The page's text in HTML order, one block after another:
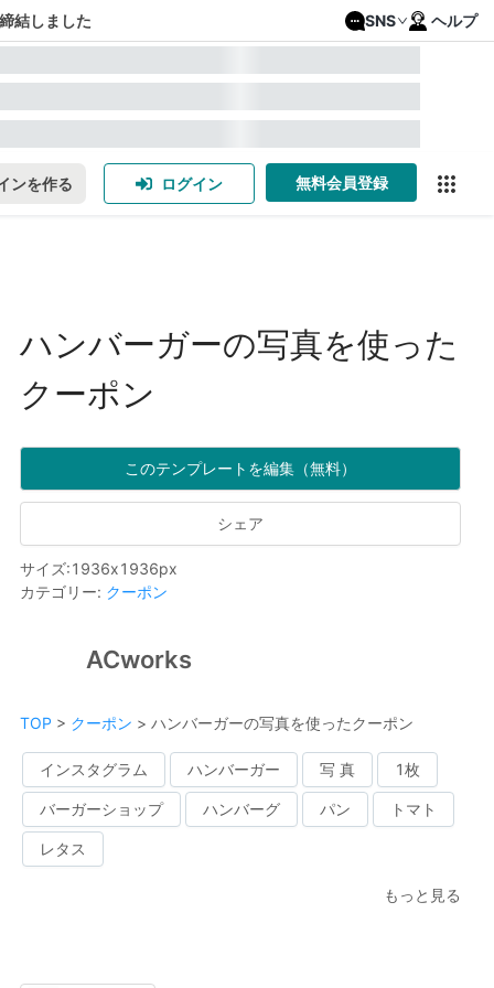
結しました SNS ヘルプ
ンを作る ログイン 無料会員登録
ハンバーガーの写真を使った
クーポン
このテンプレートを編集（無料）
シェア
サイズ:1936x1936px
カテゴリー: クーポン
ACworks
TOP > クーポン > ハンバーガーの写真を使ったクーポン
インスタグラム ハンバーガー 写 真 1枚
バーガーショップ ハンバーグ パン トマト
レタス
もっと見る